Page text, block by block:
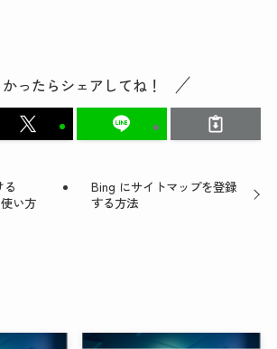
かったらシェアしてね！
い方
Bing にサイトマップを登録
する方法